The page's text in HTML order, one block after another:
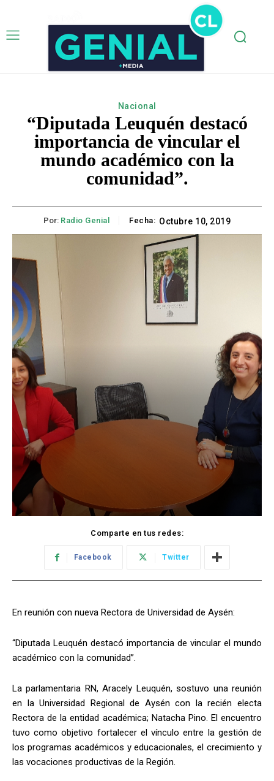
Nacional
“Diputada Leuquén destacó
importancia de vincular el
mundo académico con la
comunidad”.
Por: Radio Genial Fecha: Octubre 10, 2019
Comparte en tus redes:
Facebook Twitter
En reunión con nueva Rectora de Universidad de Aysén:
“Diputada Leuquén destacó importancia de vincular el mundo
académico con la comunidad”.
La parlamentaria RN, Aracely Leuquén, sostuvo una reunión
en la Universidad Regional de Aysén con la recién electa
Rectora de la entidad académica; Natacha Pino. El encuentro
tuvo como objetivo fortalecer el vínculo entre la gestión de
los programas académicos y educacionales, el crecimiento y
las vocaciones productivas de la Región.